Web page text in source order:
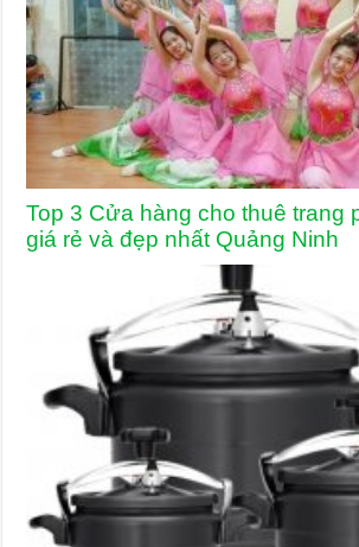
Top 3 Cửa hàng cho thuê trang
giá rẻ và đẹp nhất Quảng Ninh